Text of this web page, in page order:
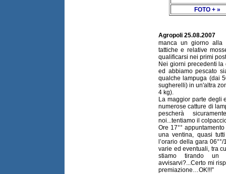
FOTO + »
Agropoli 25.08.2007
manca un giorno
tattiche e relative
qualificarsi nei primi
Nei giorni precedenti
ed abbiamo pescato
qualche lampuga (dai
sugherelli) in un'altra
4 kg).
La maggior parte degli
numerose catture di
pescherà
noi...tentiamo il
Ore 17°°
una ventina, quasi
l’orario della gara
varie ed eventuali, tra
stiamo tirando un
avvisarvi?...Certo mi
premiazione…OK!!!”